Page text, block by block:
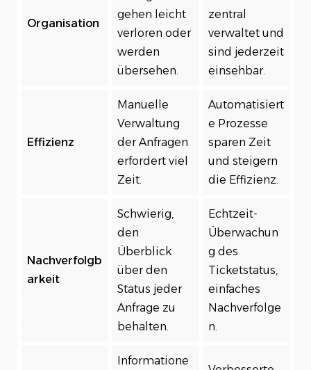
Organisation
gehen leicht
verloren oder
werden
übersehen.
zentral
verwaltet und
sind jederzeit
einsehbar.
Effizienz
Manuelle
Verwaltung
der Anfragen
erfordert viel
Zeit.
Automatisiert
e Prozesse
sparen Zeit
und steigern
die Effizienz.
Nachverfolgb
arkeit
Schwierig,
den
Überblick
über den
Status jeder
Anfrage zu
behalten.
Echtzeit-
Überwachun
g des
Ticketstatus,
einfaches
Nachverfolge
n.
Informatione